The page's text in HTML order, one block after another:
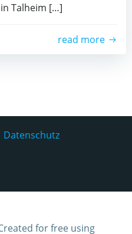
Talheim […]
read more
Datenschutz
for free using